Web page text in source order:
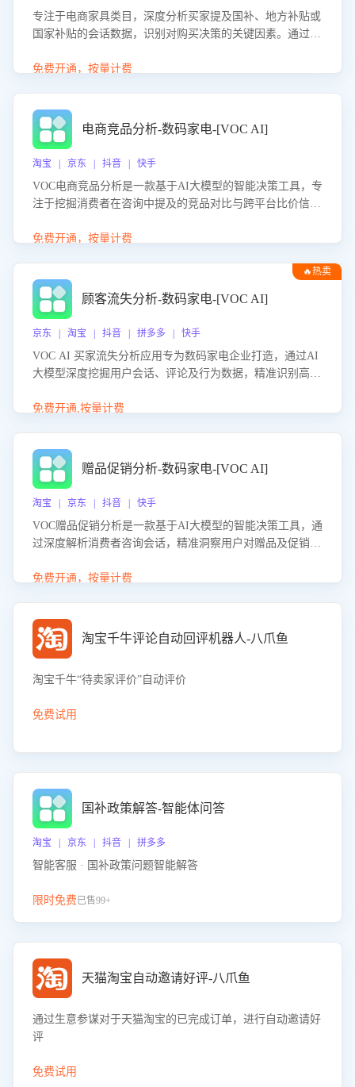
专注于电商家具类目，深度分析买家提及国补、地方补贴或
国家补贴的会话数据，识别对购买决策的关键因素。通过AI
化策略，助力商家利用国补政策提升GMV。
免费开通，按量计费
电商竞品分析-数码家电-[VOC AI]
淘宝 | 京东 | 抖音 | 快手
VOC电商竞品分析是一款基于AI大模型的智能决策工具，专
注于挖掘消费者在咨询中提及的竞品对比与跨平台比价信
商品信息，进行多维度交叉对比，并分析消费者的比价行
企业优化营销话术、突出产品与服务优势，有效提升咨询转
化率，避免陷入单纯价格竞争，实现精准扬长避短。
免费开通，按量计费
🔥热卖
顾客流失分析-数码家电-[VOC AI]
京东 | 淘宝 | 抖音 | 拼多多 | 快手
VOC AI 买家流失分析应用专为数码家电企业打造，通过AI
大模型深度挖掘用户会话、评论及行为数据，精准识别高流
应延迟、竞品价格冲击等。系统自动输出可落地的挽回策
免费开通,按量计费
赠品促销分析-数码家电-[VOC AI]
淘宝 | 京东 | 抖音 | 快手
VOC赠品促销分析是一款基于AI大模型的智能决策工具，通
过深度解析消费者咨询会话，精准洞察用户对赠品及促销政
销诉求，帮助企业制定个性化赠品组合策略，优化资源投放
免费开通，按量计费
淘宝千牛评论自动回评机器人-八爪鱼
淘宝千牛“待卖家评价”自动评价
免费试用
国补政策解答-智能体问答
淘宝 | 京东 | 抖音 | 拼多多
智能客服 · 国补政策问题智能解答
限时免费已售99+
天猫淘宝自动邀请好评-八爪鱼
通过生意参谋对于天猫淘宝的已完成订单，进行自动邀请好
评
免费试用